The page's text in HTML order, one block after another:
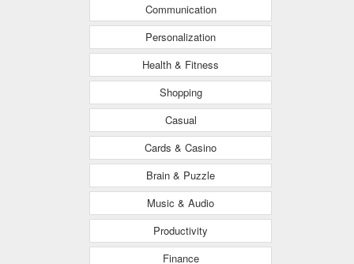
Communication
Personalization
Health & Fitness
Shopping
Casual
Cards & Casino
Brain & Puzzle
Music & Audio
Productivity
Finance